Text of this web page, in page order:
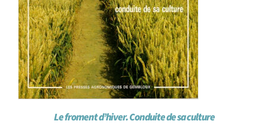
Le froment d’hiver. Conduite de sa culture